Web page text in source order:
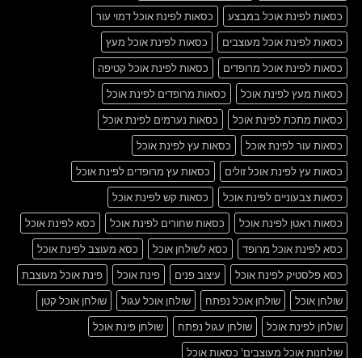
כסאות לפינת אוכל במבצע
כסאות לפינת אוכל דמוי עור
כסאות לפינת אוכל מעוצבים
כסאות לפינת אוכל מעץ
כסאות לפינת אוכל מרופדים
כסאות לפינת אוכל קטיפה
כסאות מעץ לפינת אוכל
כסאות מרופדים לפינת אוכל
כסאות מתכת לפינת אוכל
כסאות נערמים לפינת אוכל
כסאות עור לפינת אוכל
כסאות עץ לפינת אוכל
כסאות עץ לפינת אוכל זולים
כסאות עץ מרופדים לפינת אוכל
כסאות צבעוניים לפינת אוכל
כסאות קש לפינת אוכל
כסאות ראטן לפינת אוכל
כסאות שחורים לפינת אוכל
כסא לפינת אוכל
כסא לפינת אוכל מרופד
כסא לשולחן אוכל
כסא מעוצב לפינת אוכל
כסא פלסטיק לפינת אוכל
עיצוב פנים פינת אוכל
פינת אוכל מעוצבת
שולחן אוכל
שולחן אוכל נפתח שולחן אוכל עגול
שולחן אוכל קטן
שולחן לפינת אוכל
שולחן עגול נפתח
שולחן פינת אוכל
שולחנות אוכל מעוצבים' כסאות אוכל